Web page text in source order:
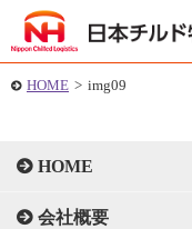
HOME > img09
HOME
会社概要